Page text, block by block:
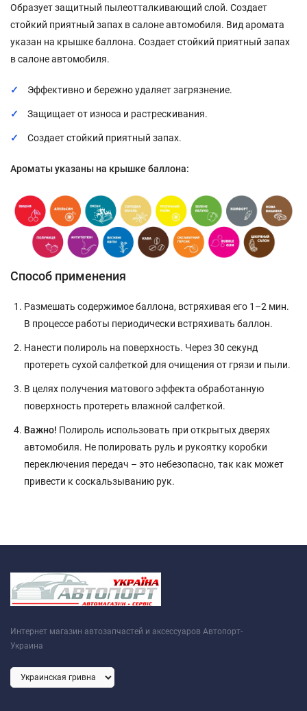
Образует защитный пылеотталкивающий слой. Создает
стойкий приятный запах в салоне автомобиля. Вид аромата
указан на крышке баллона. Создает стойкий приятный запах
в салоне автомобиля.
Эффективно и бережно удаляет загрязнение.
Защищает от износа и растрескивания.
Создает стойкий приятный запах.
Ароматы указаны на крышке баллона:
Способ применения
Размешать содержимое баллона, встряхивая его 1–2 мин.
В процессе работы периодически встряхивать баллон.
Нанести полироль на поверхность. Через 30 секунд
протереть сухой салфеткой для очищения от грязи и пыли.
В целях получения матового эффекта обработанную
поверхность протереть влажной салфеткой.
Важно! Полироль использовать при открытых дверях
автомобиля. Не полировать руль и рукоятку коробки
переключения передач – это небезопасно, так как может
привести к соскальзыванию рук.
Интернет магазин автозапчастей и аксессуаров Автопорт-
Украина